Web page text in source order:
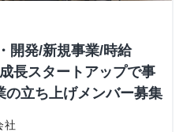
開発/新規事業/時給
長スタートアップで事
の立ち上げメンバー募集
社